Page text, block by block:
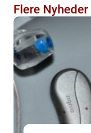
Flere Nyheder